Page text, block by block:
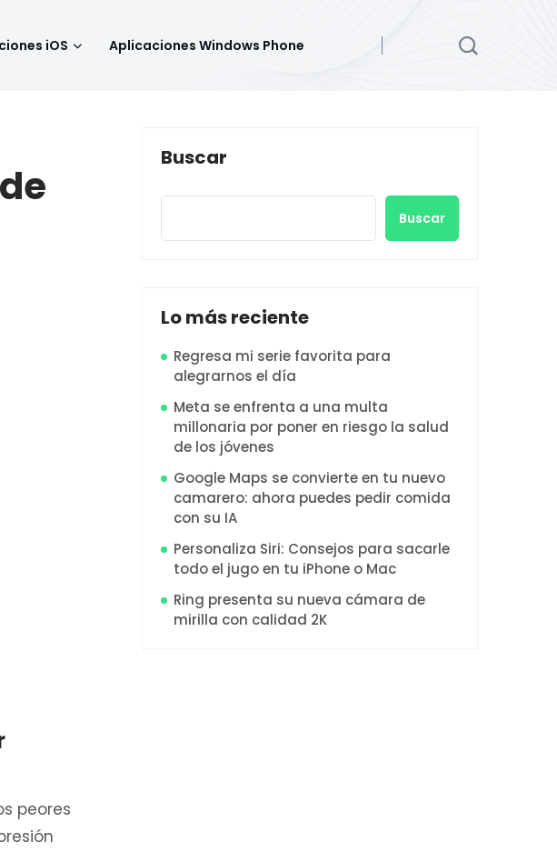
iOS Aplicaciones Windows Phone
peores
Buscar
Buscar
Lo más reciente
Regresa mi serie favorita para
alegrarnos el día
Meta se enfrenta a una multa
millonaria por poner en riesgo la salud
de los jóvenes
Google Maps se convierte en tu nuevo
camarero: ahora puedes pedir comida
con su IA
Personaliza Siri: Consejos para sacarle
todo el jugo en tu iPhone o Mac
Ring presenta su nueva cámara de
mirilla con calidad 2K